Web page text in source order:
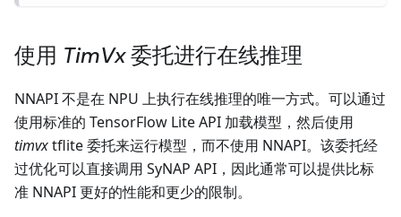
使用 TimVx委托进行在线推理
NNAPI 不是在 NPU 上执行在线推理的唯一方式。可以通过
使用标准的 TensorFlow Lite API 加载模型，然后使用
timvxtflite 委托来运行模型，而不使用 NNAPI。该委托经
过优化可以直接调用 SyNAP API，因此通常可以提供比标
准 NNAPI 更好的性能和更少的限制。